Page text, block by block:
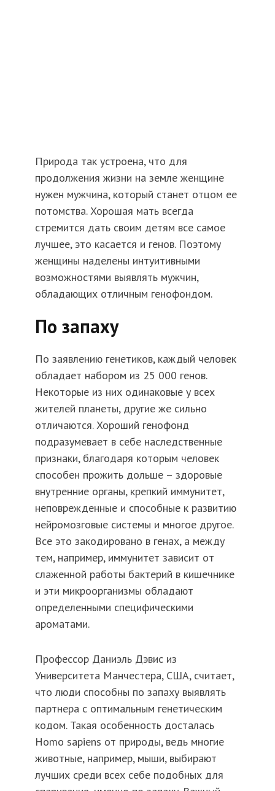
Природа так устроена, что для
продолжения жизни на земле женщине
нужен мужчина, который станет отцом ее
потомства. Хорошая мать всегда
стремится дать своим детям все самое
лучшее, это касается и генов. Поэтому
женщины наделены интуитивными
возможностями выявлять мужчин,
обладающих отличным генофондом.
По запаху
По заявлению генетиков, каждый человек
обладает набором из 25 000 генов.
Некоторые из них одинаковые у всех
жителей планеты, другие же сильно
отличаются. Хороший генофонд
подразумевает в себе наследственные
признаки, благодаря которым человек
способен прожить дольше – здоровые
внутренние органы, крепкий иммунитет,
неповрежденные и способные к развитию
нейромозговые системы и многое другое.
Все это закодировано в генах, а между
тем, например, иммунитет зависит от
слаженной работы бактерий в кишечнике
и эти микроорганизмы обладают
определенными специфическими
ароматами.
Профессор Даниэль Дэвис из
Университета Манчестера, США, считает,
что люди способны по запаху выявлять
партнера с оптимальным генетическим
кодом. Такая особенность досталась
Homo sapiens от природы, ведь многие
животные, например, мыши, выбирают
лучших среди всех себе подобных для